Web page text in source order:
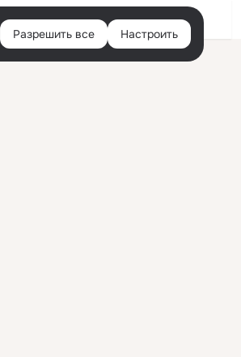
Войти
Разрешить все Настроить